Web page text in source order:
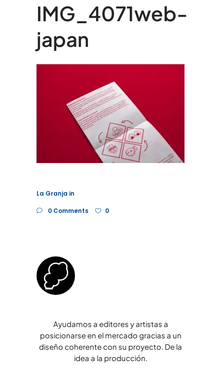
IMG_4071web-
japan
La Granja in
0 Comments 0
Ayudamos a editores y artistas a
posicionarse en el mercado gracias a un
diseño coherente con su proyecto. De la
idea a la producción.